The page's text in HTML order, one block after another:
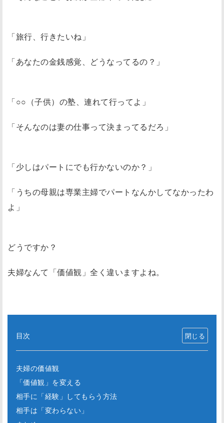
「旅行、行きたいね」
「あなたの金銭感覚、どうなってるの？」
「○○（子供）の塾、連れて行ってよ」
「そんなのは妻の仕事って決まってるだろ」
「少しはパートにでも行かないのか？」
「うちの母親は専業主婦でパートなんかしてなかったわ
よ」
どうですか？
夫婦なんて「価値観」全く違いますよね。
目次
夫婦の価値観
「価値観」を変える
相手に「経験」してもらう方法
相手は「変わらない」